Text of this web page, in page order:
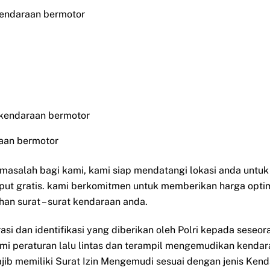
bermotor
bermotor
bermotor
bagi kami, kami siap mendatangi lokasi anda
gratis. kami berkomitmen untuk memberikan harga
surat – surat kendaraan anda.
dan identifikasi yang diberikan oleh Polri kepada
peraturan lalu lintas dan terampil mengemudikan
memiliki Surat Izin Mengemudi sesuai dengan jenis